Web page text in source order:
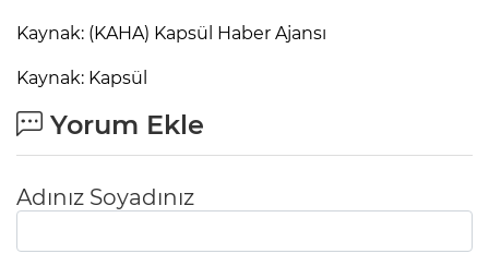
Kaynak: (KAHA) Kapsül Haber Ajansı
Kaynak: Kapsül
Yorum Ekle
Adınız Soyadınız